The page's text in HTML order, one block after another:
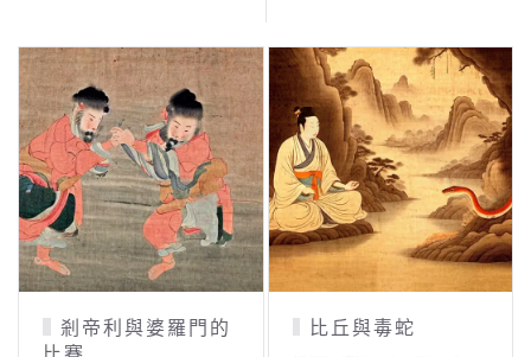
剎帝利與婆羅門的
比丘與毒蛇